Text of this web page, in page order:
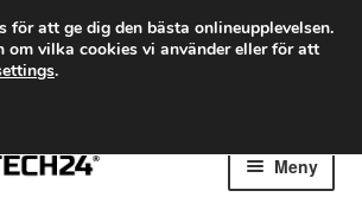
FRAKT från 75 kr
frakt
766 924 713
Meny
för att ge dig den bästa onlineupplevelsen.
om vilka cookies vi använder eller för att
.